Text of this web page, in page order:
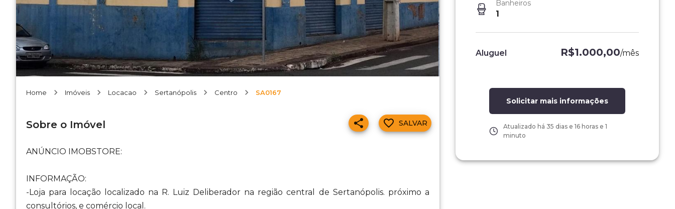
Home Imóveis Locacao Sertanópolis Centro SA0167
Sobre o Imóvel
ANÚNCIO IMOBSTORE:
INFORMAÇÃO:
-Loja para locação localizado na R. Luiz Deliberador na região central de Sertanópolis. próximo a
consultórios, e comércio local.
SALVAR
Banheiros
1
Aluguel R$1.000,00/mês
Solicitar mais informações
Atualizado há 35 dias e 16 horas e 1
minuto